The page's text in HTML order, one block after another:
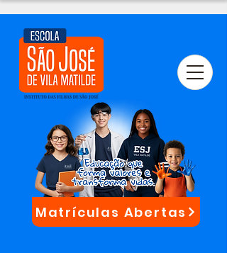
Matrículas Abertas